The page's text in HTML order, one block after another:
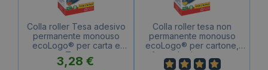
Colla roller Tesa adesivo
permanente monouso
ecoLogo® per carta e
cartone Trasparente –
59090-00005-03
3,28 €
Colla roller tesa non
permanente monouso
ecoLogo® per cartone,
foto, plastica o vetro
Trasparente – 59190-